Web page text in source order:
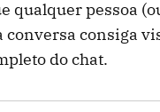
qualquer pessoa
conversa consiga
do chat.